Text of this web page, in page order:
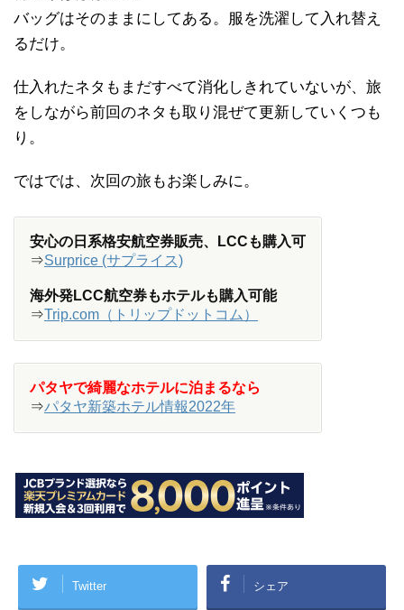
バッグはそのままにしてある。服を洗濯して入れ替え
るだけ。
仕入れたネタもまだすべて消化しきれていないが、旅
をしながら前回のネタも取り混ぜて更新していくつも
り。
ではでは、次回の旅もお楽しみに。
安心の日系格安航空券販売、LCCも購入可
⇒Surprice (サプライス)
海外発LCC航空券もホテルも購入可能
⇒Trip.com（トリップドットコム）
パタヤで綺麗なホテルに泊まるなら
⇒パタヤ新築ホテル情報2022年
Twitter シェア